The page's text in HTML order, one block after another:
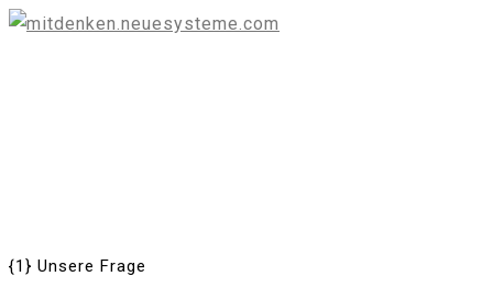
{1} Unsere Frage